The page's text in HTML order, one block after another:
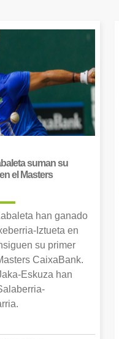
suman su
el Masters
han ganado
Iztueta en
su primer
CaixaBank.
Eskuza han